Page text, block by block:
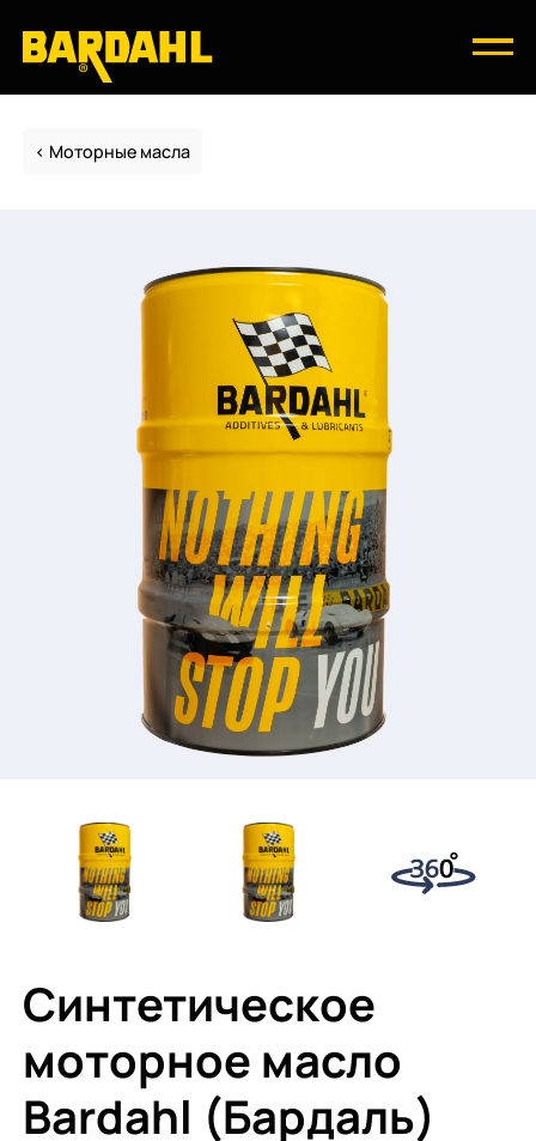
Моторные масла
Синтетическое
моторное масло
Bardahl (Бардаль)